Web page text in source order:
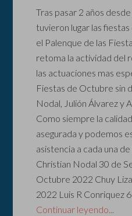
Tras pasar 2 años
tuvieron lugar las
el Palenque de las
retoma la actividad del
las actuaciones mas
Fiestas de Octubre sin
Nodal, Julión Álvarez y
Como siempre la
asegurada y podemos
asistencia a cada una
Christian Nodal 30 de
Octubre 2022 Chuy
2022 Luis R Conriquez
Continuar leyendo...